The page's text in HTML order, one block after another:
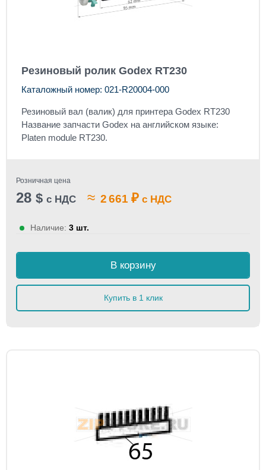
Резиновый ролик Godex RT230
Каталожный номер: 021-R20004-000
Резиновый вал (валик) для принтера Godex RT230
Название запчасти Godex на английском языке:
Platen module RT230.
Розничная цена
28 $ с НДС ≈ 2 661 ₽ с НДС
Наличие: 3 шт.
В корзину
Купить в 1 клик